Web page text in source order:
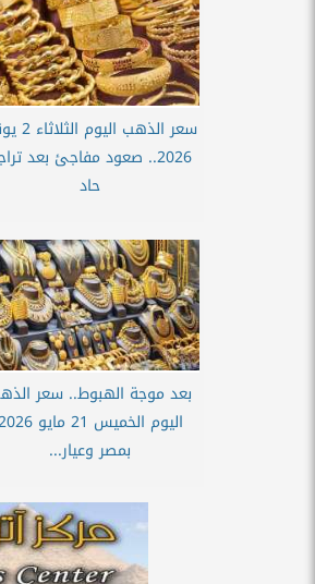
سعر الذهب
2026.. صعود مفاجئ بعد
حاد
بعد موجة الهبوط.. سعر
اليوم الخميس 21
بمصر وعيار...